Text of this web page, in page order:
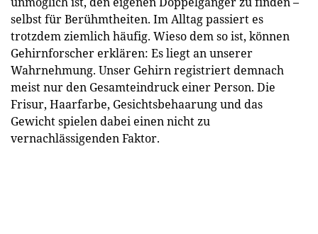
selbst für Berühmtheiten. Im Alltag passiert es
trotzdem ziemlich häufig. Wieso dem so ist, können
Gehirnforscher erklären: Es liegt an unserer
Wahrnehmung. Unser Gehirn registriert demnach
meist nur den Gesamteindruck einer Person. Die
Frisur, Haarfarbe, Gesichtsbehaarung und das
Gewicht spielen dabei einen nicht zu
vernachlässigenden Faktor.